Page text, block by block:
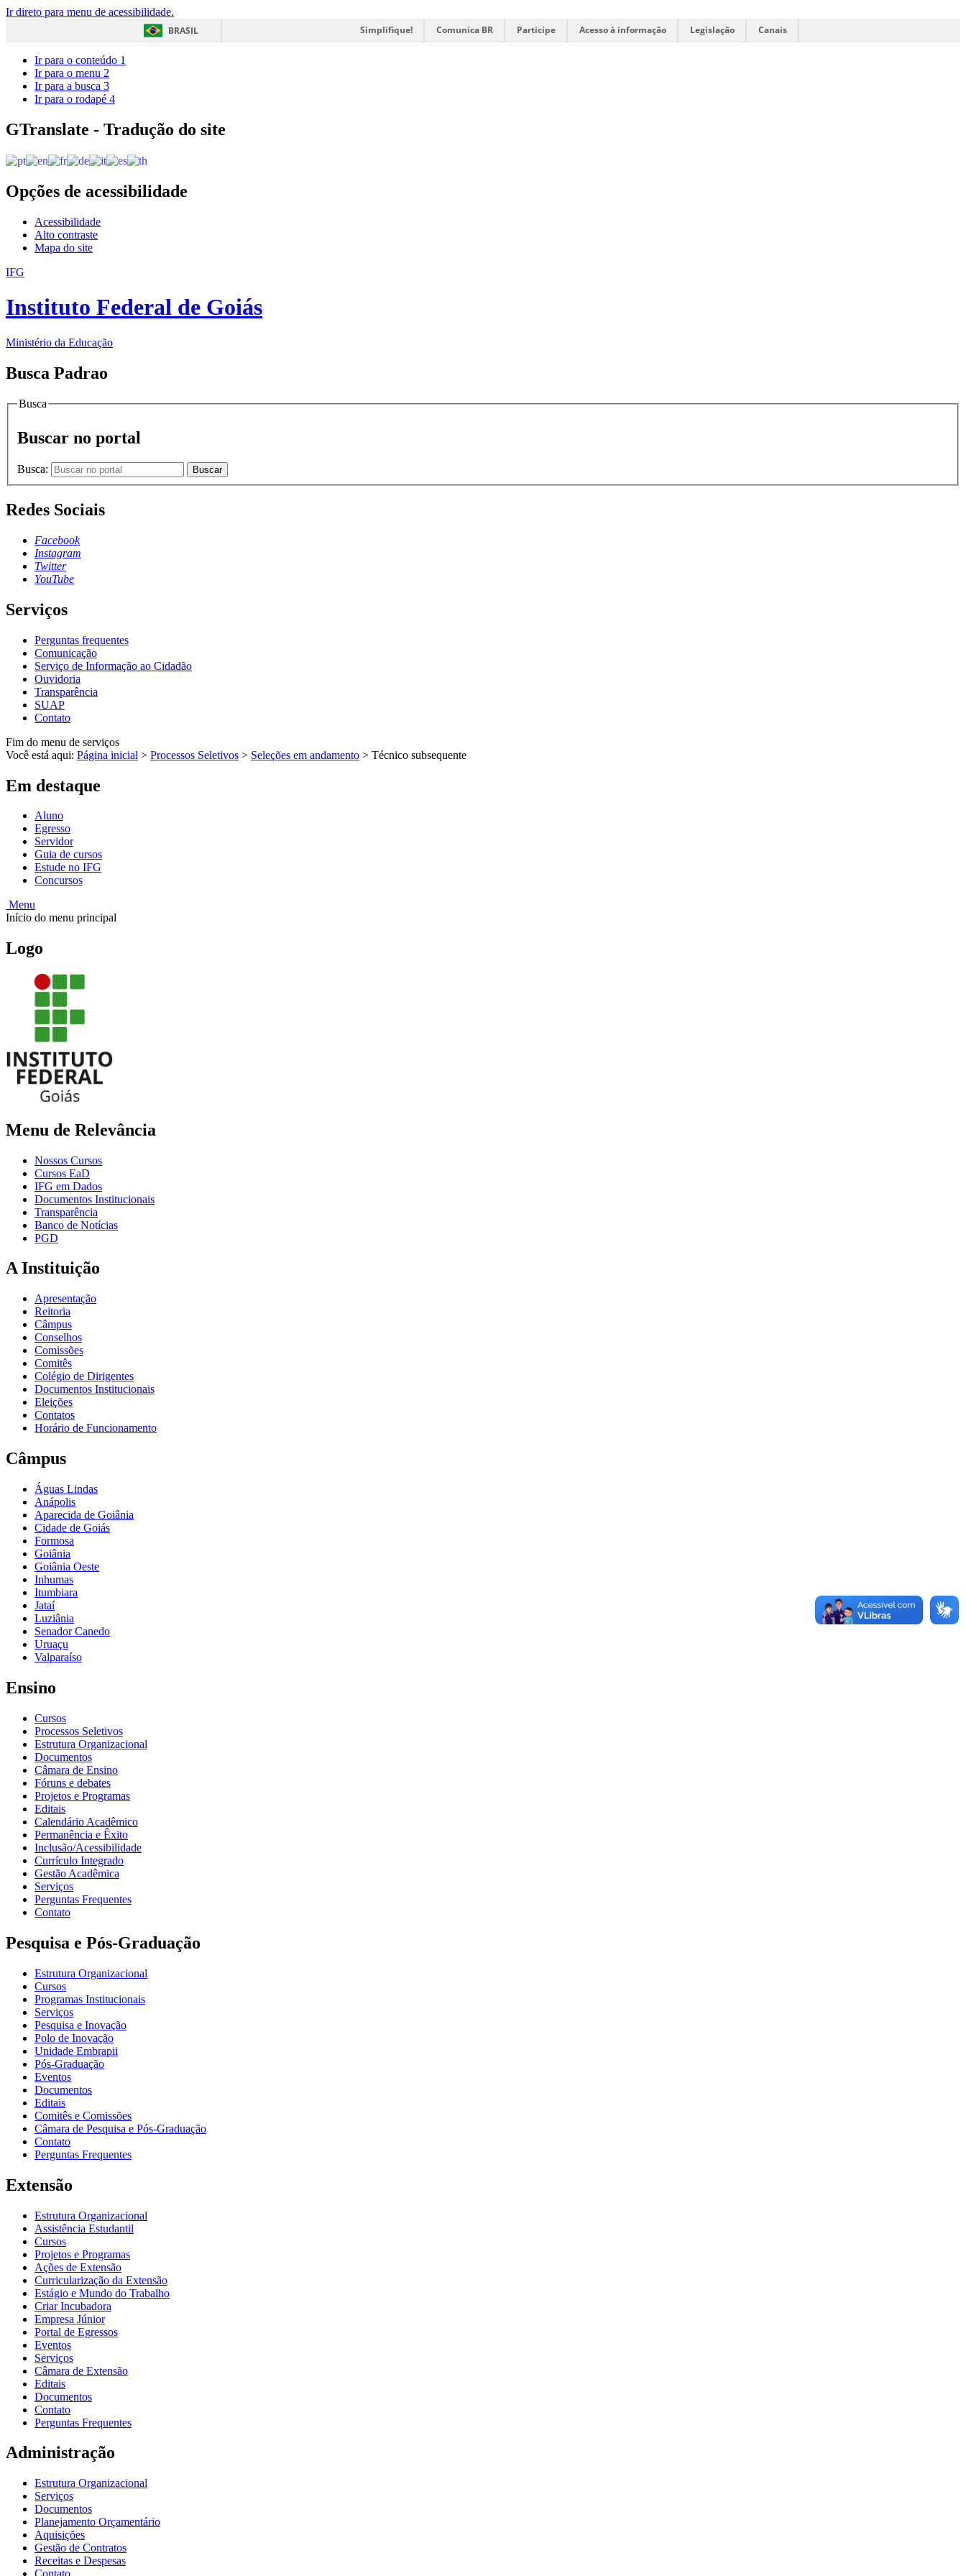
Ir direto para menu de acessibilidade.
BRASIL
Simplifique! Comunica BR Participe Acesso à informação Legislação Canais
Ir para o conteúdo 1
Ir para o menu 2
Ir para a busca 3
Ir para o rodapé 4
GTranslate - Tradução do site
Opções de acessibilidade
Acessibilidade
Alto contraste
Mapa do site
IFG
Instituto Federal de Goiás
Ministério da Educação
Busca Padrao
Busca
Buscar no portal
Busca: Buscar
Redes Sociais
Facebook
Instagram
Twitter
YouTube
Serviços
Perguntas frequentes
Comunicação
Serviço de Informação ao Cidadão
Ouvidoria
Transparência
SUAP
Contato
Fim do menu de serviços
Você está aqui: Página inicial > Processos Seletivos > Seleções em andamento > Técnico subsequente
Em destaque
Aluno
Egresso
Servidor
Guia de cursos
Estude no IFG
Concursos
Menu
Início do menu principal
Logo
Menu de Relevância
Nossos Cursos
Cursos EaD
IFG em Dados
Documentos Institucionais
Transparência
Banco de Notícias
PGD
A Instituição
Apresentação
Reitoria
Câmpus
Conselhos
Comissões
Comitês
Colégio de Dirigentes
Documentos Institucionais
Eleições
Contatos
Horário de Funcionamento
Câmpus
Águas Lindas
Anápolis
Aparecida de Goiânia
Cidade de Goiás
Formosa
Goiânia
Goiânia Oeste
Inhumas
Itumbiara
Jataí
Luziânia
Senador Canedo
Uruaçu
Valparaíso
Ensino
Cursos
Processos Seletivos
Estrutura Organizacional
Documentos
Câmara de Ensino
Fóruns e debates
Projetos e Programas
Editais
Calendário Acadêmico
Permanência e Êxito
Inclusão/Acessibilidade
Currículo Integrado
Gestão Acadêmica
Serviços
Perguntas Frequentes
Contato
Pesquisa e Pós-Graduação
Estrutura Organizacional
Cursos
Programas Institucionais
Serviços
Pesquisa e Inovação
Polo de Inovação
Unidade Embrapii
Pós-Graduação
Eventos
Documentos
Editais
Comitês e Comissões
Câmara de Pesquisa e Pós-Graduação
Contato
Perguntas Frequentes
Extensão
Estrutura Organizacional
Assistência Estudantil
Cursos
Projetos e Programas
Ações de Extensão
Curricularização da Extensão
Estágio e Mundo do Trabalho
Criar Incubadora
Empresa Júnior
Portal de Egressos
Eventos
Serviços
Câmara de Extensão
Editais
Documentos
Contato
Perguntas Frequentes
Administração
Estrutura Organizacional
Serviços
Documentos
Planejamento Orçamentário
Aquisições
Gestão de Contratos
Receitas e Despesas